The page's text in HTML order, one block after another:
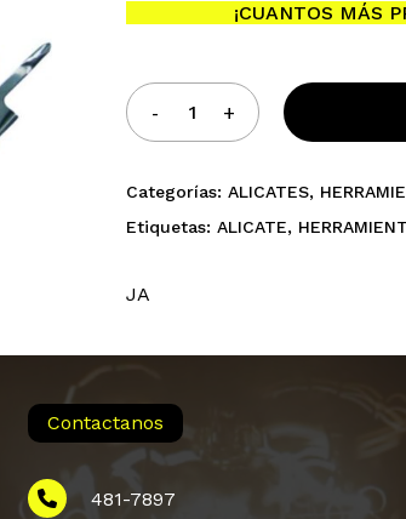
¡CUANTOS MÁS
Categorías: ALICATES,
Etiquetas: ALICATE,
JA
Contactanos
481-7897